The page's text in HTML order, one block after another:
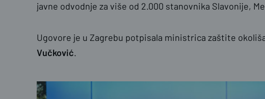
javne odvodnje za više od 2.000 stanovnika Slavonije,
Ugovore je u Zagrebu potpisala ministrica zaštite
Vučković.